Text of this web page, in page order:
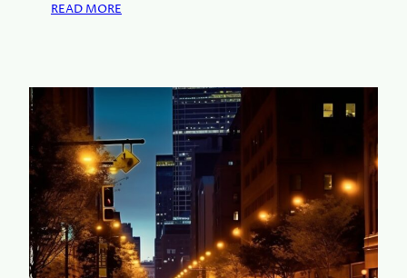
READ MORE
C
E
R
M
J
E
S
M
A